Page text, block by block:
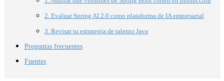
2. Evaluar Spring AI 2.0 como plataforma de IA empresarial
3. Revisar tu estrategia de talento Java
Preguntas frecuentes
Fuentes